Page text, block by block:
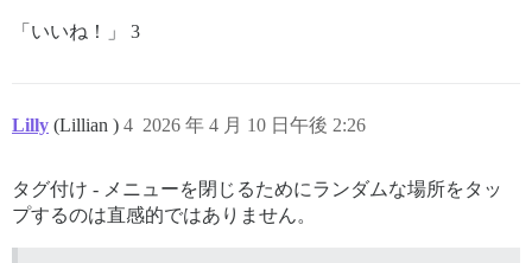
「いいね！」 3
Lilly (Lillian ) 2026 年 4 月 10 日午後 2:26
4
タグ付け - メニューを閉じるためにランダムな場所をタッ
プするのは直感的ではありません。